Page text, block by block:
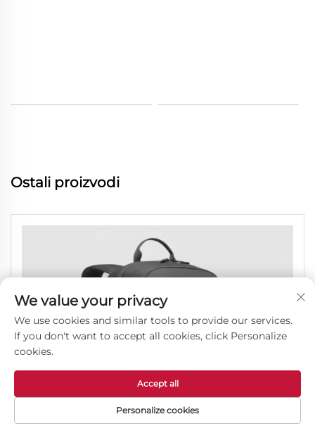
Ostali proizvodi
We value your privacy
We use cookies and similar tools to provide our services.
If you don't want to accept all cookies, click Personalize
cookies.
Personalize cookies
Accept all